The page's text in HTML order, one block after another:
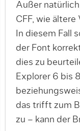
Außer
CFF, wie
In diesem Fall
der Font
dies zu
Explorer 6 bis
das trifft zum
zu – kann der